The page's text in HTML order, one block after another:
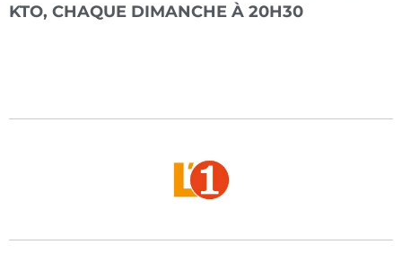
KTO, CHAQUE DIMANCHE À 20H30